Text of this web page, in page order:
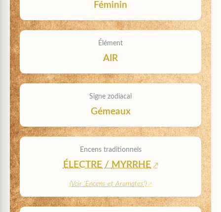
Féminin
Élément
AIR
Signe zodiacal
Gémeaux
Encens traditionnels
ÉLECTRE/ MYRRHE
(Voir 'Encens et Aromates')